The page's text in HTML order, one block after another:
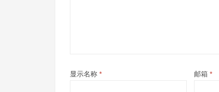
显示名称 * 邮箱 *